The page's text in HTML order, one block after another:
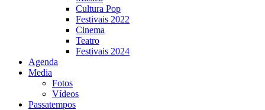
Cultura Pop
Festivais 2022
Cinema
Teatro
Festivais 2024
Agenda
Media
Fotos
Vídeos
Passatempos